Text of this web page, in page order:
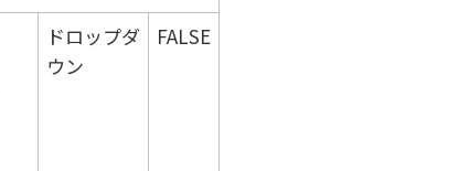
ドロップダ
ウン
FALSE